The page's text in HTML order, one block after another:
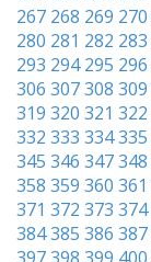
267 268 269 270
280 281 282 283
293 294 295 296
306 307308 309
319 320 321 322
332 333 334335
345 346 347348
358 359 360 361
371 372 373 374
384385 386 387